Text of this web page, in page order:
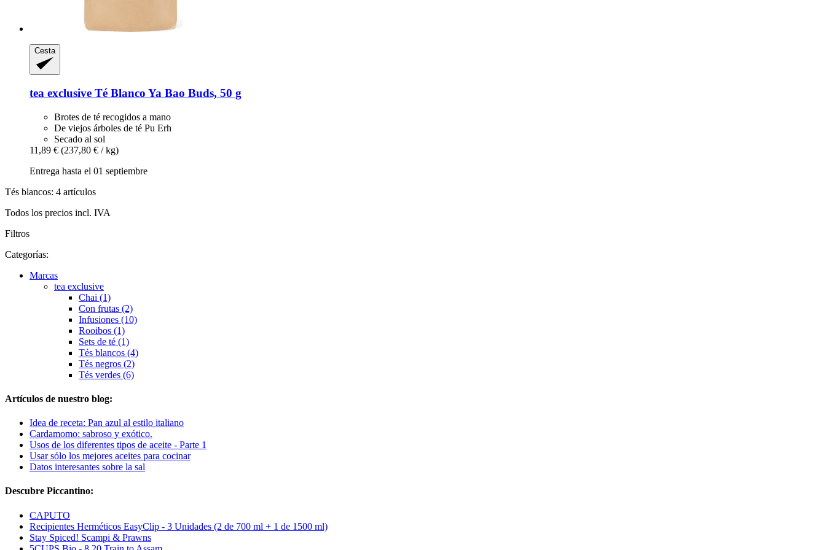
Cesta
tea exclusive Té Blanco Ya Bao Buds, 50 g
Brotes de té recogidos a mano
De viejos árboles de té Pu Erh
Secado al sol
11,89 € (237,80 € / kg)
Entrega hasta el 01 septiembre
Tés blancos: 4 artículos
Todos los precios incl. IVA
Filtros
Categorías:
Marcas
tea exclusive
Chai (1)
Con frutas (2)
Infusiones (10)
Rooibos (1)
Sets de té (1)
Tés blancos (4)
Tés negros (2)
Tés verdes (6)
Artículos de nuestro blog:
Idea de receta: Pan azul al estilo italiano
Cardamomo: sabroso y exótico.
Usos de los diferentes tipos de aceite - Parte 1
Usar sólo los mejores aceites para cocinar
Datos interesantes sobre la sal
Descubre Piccantino:
CAPUTO
Recipientes Herméticos EasyClip - 3 Unidades (2 de 700 ml + 1 de 1500 ml)
Stay Spiced! Scampi & Prawns